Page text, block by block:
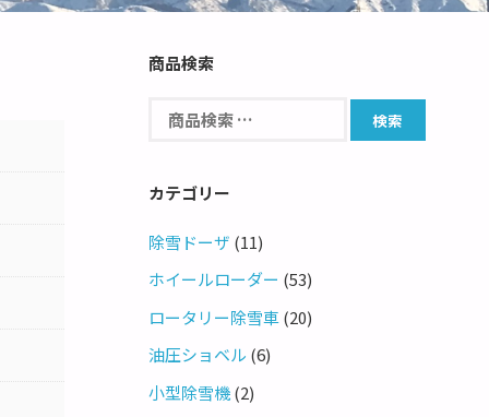
商品検索
カテゴリー
除雪ドーザ (11)
ホイールローダー (53)
ロータリー除雪車 (20)
油圧ショベル (6)
小型除雪機 (2)